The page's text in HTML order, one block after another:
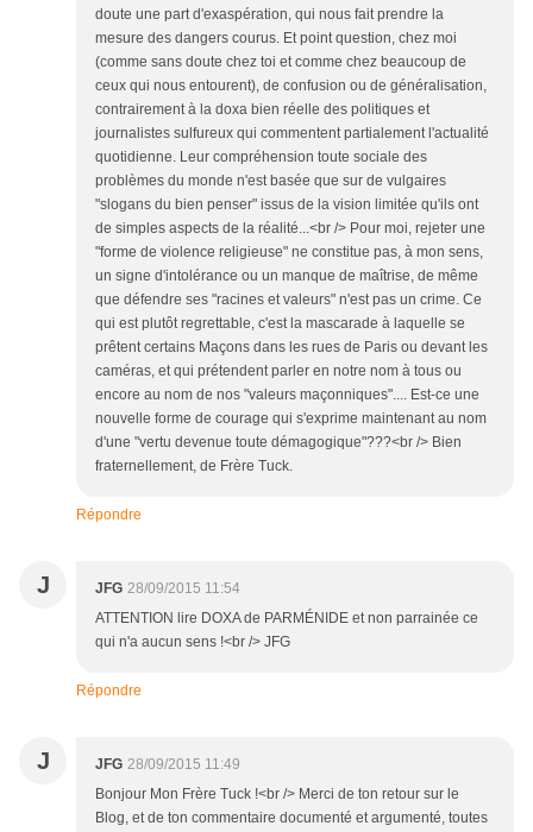
doute une part d'exaspération, qui nous fait prendre la
mesure des dangers courus. Et point question, chez moi
(comme sans doute chez toi et comme chez beaucoup de
ceux qui nous entourent), de confusion ou de généralisation,
contrairement à la doxa bien réelle des politiques et
journalistes sulfureux qui commentent partialement l'actualité
quotidienne. Leur compréhension toute sociale des
problèmes du monde n'est basée que sur de vulgaires
"slogans du bien penser" issus de la vision limitée qu'ils ont
de simples aspects de la réalité...<br /> Pour moi, rejeter une
"forme de violence religieuse" ne constitue pas, à mon sens,
un signe d'intolérance ou un manque de maîtrise, de même
que défendre ses "racines et valeurs" n'est pas un crime. Ce
qui est plutôt regrettable, c'est la mascarade à laquelle se
prêtent certains Maçons dans les rues de Paris ou devant les
caméras, et qui prétendent parler en notre nom à tous ou
encore au nom de nos "valeurs maçonniques".... Est-ce une
nouvelle forme de courage qui s'exprime maintenant au nom
d'une "vertu devenue toute démagogique"???<br /> Bien
fraternellement, de Frère Tuck.
Répondre
J JFG 28/09/2015 11:54
ATTENTION lire DOXA de PARMÉNIDE et non parrainée ce
qui n'a aucun sens !<br /> JFG
Répondre
J JFG 28/09/2015 11:49
Bonjour Mon Frère Tuck !<br /> Merci de ton retour sur le
Blog, et de ton commentaire documenté et argumenté, toutes